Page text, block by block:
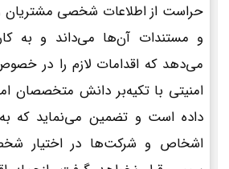
حراست از اطلاعات شخصی مشتریان و
و مستندات آن‌ها می‌داند و به
می‌دهد که اقدامات لازم را در
امنیتی با تکیه‌بر دانش متخصصان
داده است و تضمین می‌نماید که
اشخاص و شرکت‌ها در اختیار